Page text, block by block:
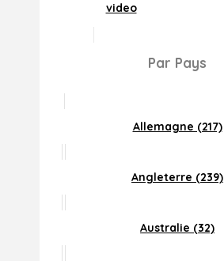
video
Par Pays
Allemagne (217)
Angleterre (239)
Australie (32)